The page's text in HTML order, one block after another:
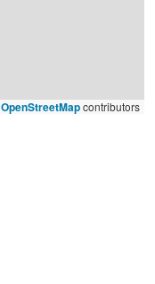
OpenStreetMapcontributors